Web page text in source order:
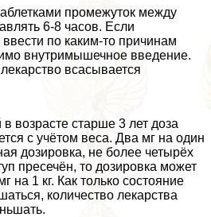
промежуток между
6-8 часов. Если
по каким-то причинам
внутримышечное введение.
всасывается
возрасте старше 3 лет доза
с учётом веса. Два мг на один
дозировка, не более четырёх
пресечён, то дозировка может
на 1 кг. Как только состояние
количество лекарства